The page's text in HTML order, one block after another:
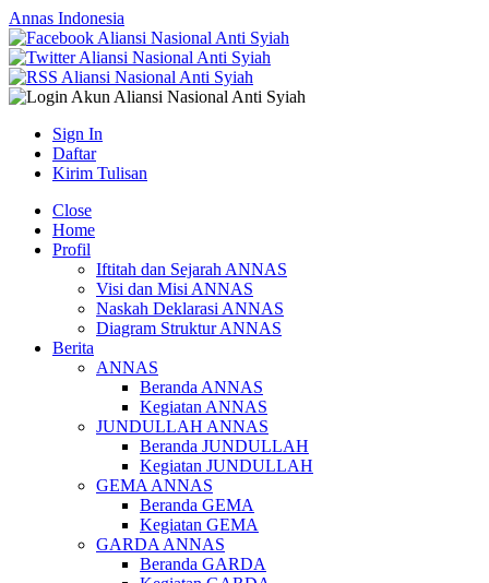
Annas Indonesia
Sign In
Daftar
Kirim Tulisan
Close
Home
Profil
Iftitah dan Sejarah ANNAS
Visi dan Misi ANNAS
Naskah Deklarasi ANNAS
Diagram Struktur ANNAS
Berita
ANNAS
Beranda ANNAS
Kegiatan ANNAS
JUNDULLAH ANNAS
Beranda JUNDULLAH
Kegiatan JUNDULLAH
GEMA ANNAS
Beranda GEMA
Kegiatan GEMA
GARDA ANNAS
Beranda GARDA